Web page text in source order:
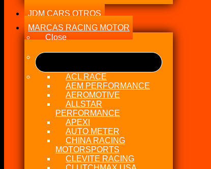
JDM CARS OTROS
MARCAS RACING MOTOR
Close
ACL RACE
AEM PERFORMANCE
AEROMOTIVE
ALLSTAR
PERFORMANCE
APEXI
AUTO METER
CHINA RACING
MOTORSPORTS
CLEVITE RACING